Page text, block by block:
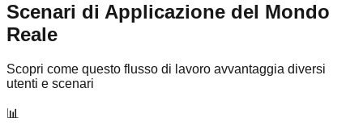
Scenari di Applicazione del Mondo
Reale
Scopri come questo flusso di lavoro avvantaggia diversi
utenti e scenari
📊